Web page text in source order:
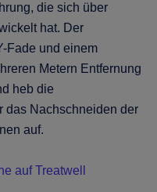
die sich über
hat. Der
Fade und einem
Metern Entfernung
heb die
das Nachschneiden der
auf.
auf Treatwell